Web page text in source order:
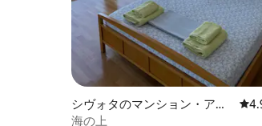
シヴォタのマンション・アパ
ート
レ
海の上